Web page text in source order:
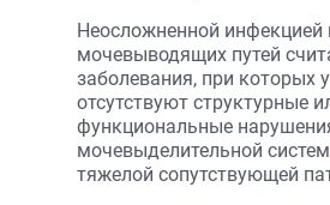
Неосложненной инфекцией
мочевыводящих путей
заболевания, при которых
отсутствуют структурные
функциональные
мочевыделительной
тяжелой сопутствующей